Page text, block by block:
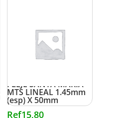
FLEJE SANTA MARIA
MTS LINEAL 1.45mm
(esp) X 50mm
Ref15,80